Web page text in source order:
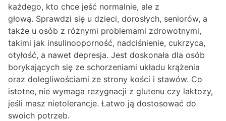
każdego, kto chce jeść normalnie, ale z
głową. Sprawdzi się u dzieci, dorosłych, seniorów, a
także u osób z różnymi problemami zdrowotnymi,
takimi jak insulinooporność, nadciśnienie, cukrzyca,
otyłość, a nawet depresja. Jest doskonała dla osób
borykających się ze schorzeniami układu krążenia
oraz dolegliwościami ze strony kości i stawów. Co
istotne, nie wymaga rezygnacji z glutenu czy laktozy,
jeśli masz nietolerancje. Łatwo ją dostosować do
swoich potrzeb.